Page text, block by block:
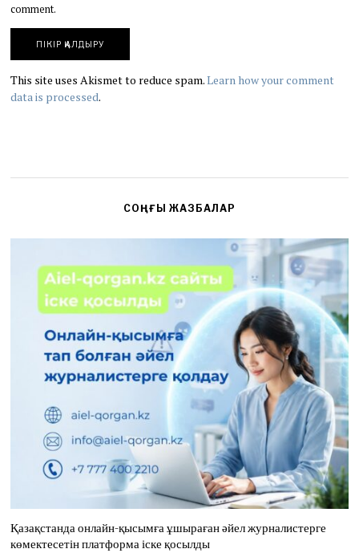
comment.
This site uses Akismet to reduce spam.Learn how your comment
data is processed.
СОҢҒЫ ЖАЗБАЛАР
Қазақстанда онлайн-қысымға ұшыраған әйел журналистерге
көмектесетін платформа іске қосылды